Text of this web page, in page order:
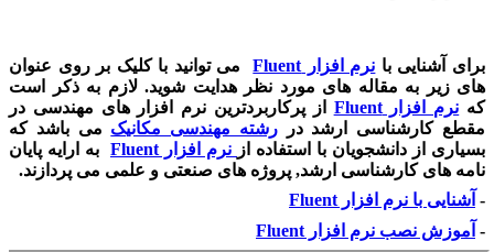
برای آشنایی با نرم افزار Fluent
می توانید با کلیک بر روی عنوان
های زیر به مقاله های مورد نظر هدایت شوید. لازم به ذکر است
که نرم افزار Fluent
از پرکاربردترین نرم افزار های مهندسی در
مقطع کارشناسی ارشد دررشته مهندسی مکانیک می باشد که
بسیاری از دانشجویان با استفاده از نرم افزار Fluent
به ارایه پایان
نامه های کارشناسی ارشد, پروژه های صنعتی و علمی می پردازند.
- آشنایی با نرم افزار Fluent
- آموزش نصب نرم افزار Fluent